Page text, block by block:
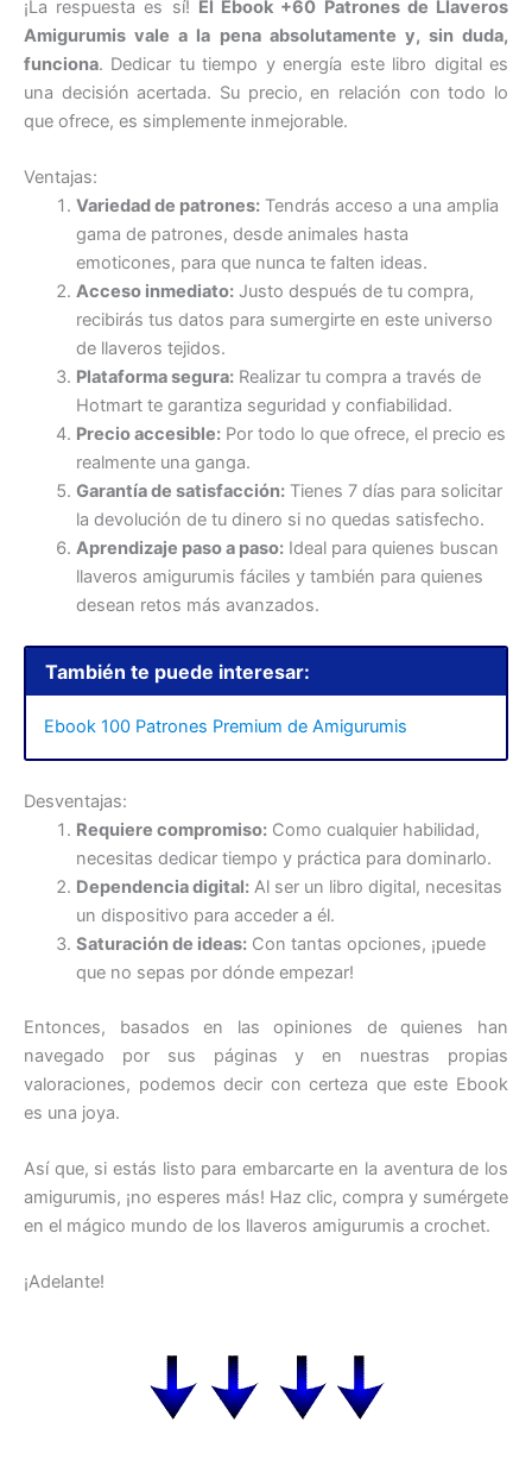
¡La respuesta es sí! El Ebook +60 Patrones de Llaveros
Amigurumis vale a la pena absolutamente y, sin duda,
funciona. Dedicar tu tiempo y energía este libro digital es
una decisión acertada. Su precio, en relación con todo lo
que ofrece, es simplemente inmejorable.
Ventajas:
Variedad de patrones:Tendrás acceso a una amplia
gama de patrones, desde animales hasta
emoticones, para que nunca te falten ideas.
Acceso inmediato:Justo después de tu compra,
recibirás tus datos para sumergirte en este universo
de llaveros tejidos.
Plataforma segura:Realizar tu compra a través de
Hotmart te garantiza seguridad y confiabilidad.
Precio accesible:Por todo lo que ofrece, el precio es
realmente una ganga.
Garantía de satisfacción:Tienes 7 días para solicitar
la devolución de tu dinero si no quedas satisfecho.
Aprendizaje paso a paso:Ideal para quienes buscan
llaveros amigurumis fáciles y también para quienes
desean retos más avanzados.
También te puede interesar:
Ebook 100 Patrones Premium de Amigurumis
Desventajas:
Requiere compromiso:Como cualquier habilidad,
necesitas dedicar tiempo y práctica para dominarlo.
Dependencia digital:Al ser un libro digital, necesitas
un dispositivo para acceder a él.
Saturación de ideas:Con tantas opciones, ¡puede
que no sepas por dónde empezar!
Entonces, basados en las opiniones de quienes han
navegado por sus páginas y en nuestras propias
valoraciones, podemos decir con certeza que este Ebook
es una joya.
Así que, si estás listo para embarcarte en la aventura de los
amigurumis, ¡no esperes más! Haz clic, compra y sumérgete
en el mágico mundo de los llaveros amigurumis a crochet.
¡Adelante!